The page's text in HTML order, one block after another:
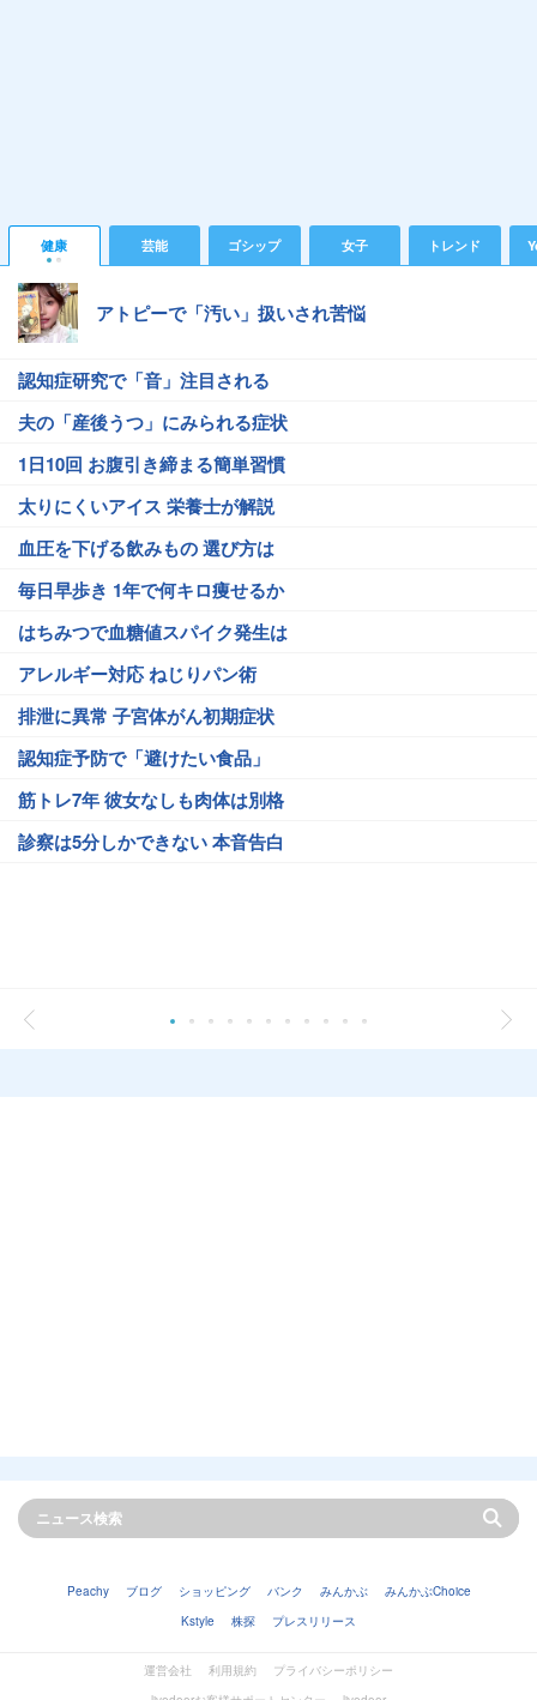
健康 芸能 ゴシップ 女子 トレンド
アトピーで「汚い」扱いされ苦悩
認知症研究で「音」注目される
夫の「産後うつ」にみられる症状
1日10回 お腹引き締まる簡単習慣
太りにくいアイス 栄養士が解説
血圧を下げる飲みもの 選び方は
毎日早歩き 1年で何キロ痩せるか
はちみつで血糖値スパイク発生は
アレルギー対応 ねじりパン術
排泄に異常 子宮体がん初期症状
認知症予防で「避けたい食品」
筋トレ7年 彼女なしも肉体は別格
診察は5分しかできない 本音告白
Peachy ブログ ショッピング バンク みんかぶ
みんかぶChoice
Kstyle
株探 プレスリリース
運営会社 利用規約
プライバシーポリシー